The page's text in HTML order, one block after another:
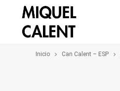
Inicio Can Calent – ESP